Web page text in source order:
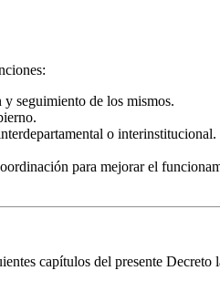
seguimiento de los mismos.
o
para mejorar el
capítulos del presente Decreto